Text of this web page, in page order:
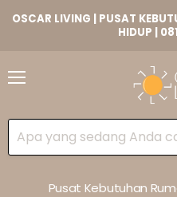
OSCAR LIVING | PUSAT
HIDUP |
Pusat Kebutuhan